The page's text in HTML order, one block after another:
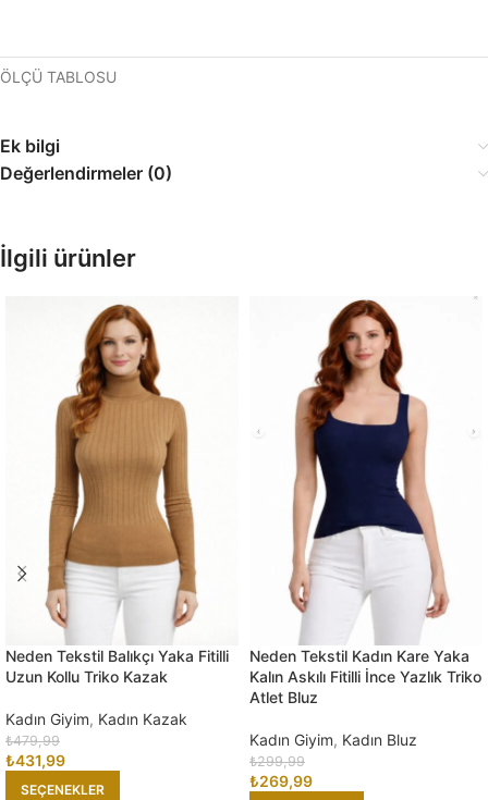
ÖLÇÜ TABLOSU
Ek bilgi
Değerlendirmeler (0)
İlgili ürünler
Neden Tekstil Balıkçı Yaka Fitilli
Uzun Kollu Triko Kazak
Kadın Giyim, Kadın Kazak
₺479,99
₺431,99
SEÇENEKLER
Neden Tekstil Kadın Kare Yaka
Kalın Askılı Fitilli İnce Yazlık Triko
Atlet Bluz
Kadın Giyim, Kadın Bluz
₺299,99
₺269,99